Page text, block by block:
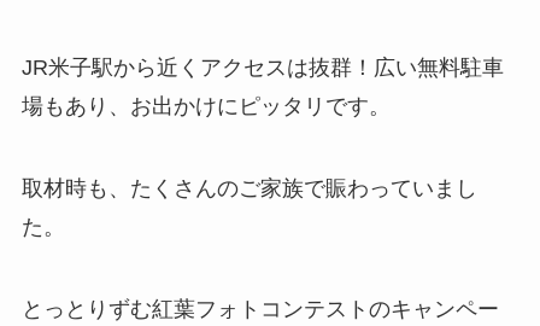
JR米子駅から近くアクセスは抜群！広い無料駐車
場もあり、お出かけにピッタリです。
取材時も、たくさんのご家族で賑わっていまし
た。
とっとりずむ紅葉フォトコンテストのキャンペー